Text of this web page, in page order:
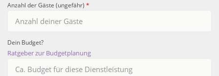
Anzahl der Gäste (ungefähr) *
Dein Budget?
Ratgeber zur Budgetplanung